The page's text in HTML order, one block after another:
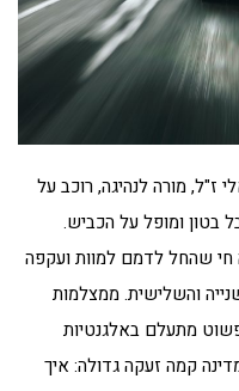
חי ישראלי ז"ל, מורה לנהיגה, רוכב על
בטון ומופל על הכביש.
שהחל לדמם למוות ועקפה
והשלישית. ממצלמות
מתעלם באלגנטיות
קמה זעקה גדולה: איך